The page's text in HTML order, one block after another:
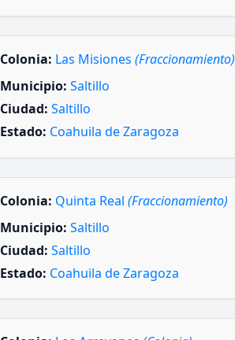
Colonia: Las Misiones (Fraccionamiento)
Municipio: Saltillo
Ciudad: Saltillo
Estado: Coahuila de Zaragoza
Colonia: Quinta Real (Fraccionamiento)
Municipio: Saltillo
Ciudad: Saltillo
Estado: Coahuila de Zaragoza